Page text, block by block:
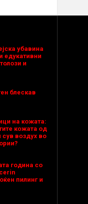
убавина
едукативни
и
блескав
на кожата:
кожата од
сув воздух во
година со
пилинг и